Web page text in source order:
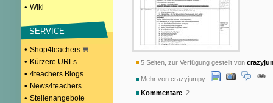
• Wiki
SERVICE
• Shop4teachers
• Kürzere URLs
• 4teachers Blogs
• News4teachers
• Stellenangebote
5 Seiten, zur Verfügung gestellt von
Mehr von crazyjumpy:
Kommentare: 2